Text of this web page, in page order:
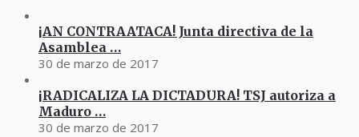
¡AN CONTRAATACA! Junta directiva de la
Asamblea …
30 de marzo de 2017
¡RADICALIZA LA DICTADURA! TSJ autoriza a
Maduro …
30 de marzo de 2017